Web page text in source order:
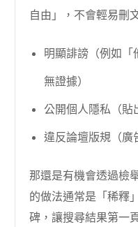
自由」，不會輕易刪
明顯誹謗（例如
無證據）
公開個人隱私（貼
違反論壇版規（廣
那還是有機會透過檢
的做法通常是「稀
碑，讓搜尋結果第一